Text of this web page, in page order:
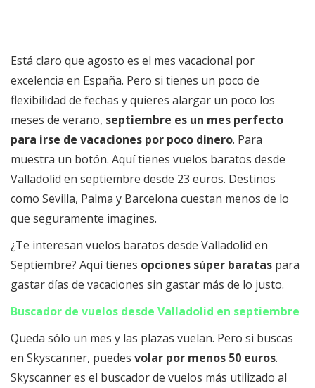
Está claro que agosto es el mes vacacional por
excelencia en España. Pero si tienes un poco de
flexibilidad de fechas y quieres alargar un poco los
meses de verano, septiembre es un mes perfecto
para irse de vacaciones por poco dinero. Para
muestra un botón. Aquí tienes vuelos baratos desde
Valladolid en septiembre desde 23 euros. Destinos
como Sevilla, Palma y Barcelona cuestan menos de lo
que seguramente imagines.
¿Te interesan vuelos baratos desde Valladolid en
Septiembre? Aquí tienes opciones súper baratas para
gastar días de vacaciones sin gastar más de lo justo.
Buscador de vuelos desde Valladolid en septiembre
Queda sólo un mes y las plazas vuelan. Pero si buscas
en Skyscanner, puedes volar por menos 50 euros.
Skyscanner es el buscador de vuelos más utilizado al